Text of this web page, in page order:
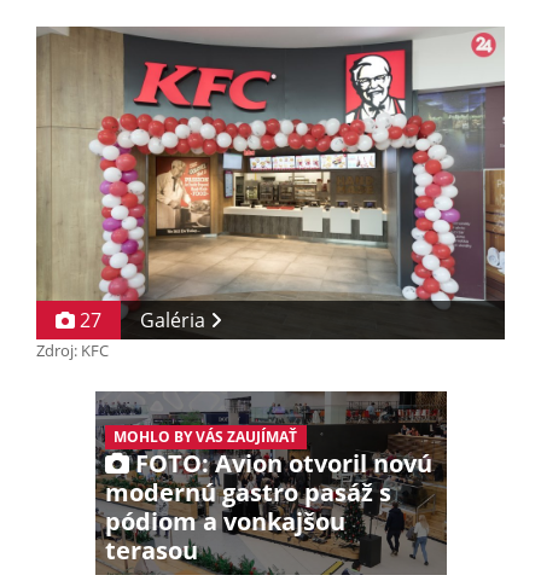
27 Galéria
Zdroj: KFC
MOHLO BY VÁS ZAUJÍMAŤ
FOTO: Avion otvoril novú
modernú gastro pasáž s
pódiom a vonkajšou
terasou